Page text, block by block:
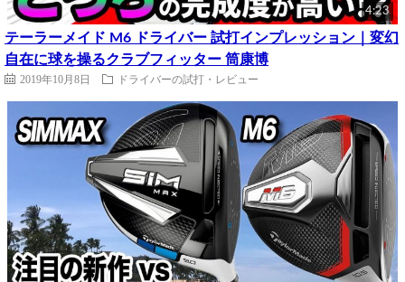
4:23
テーラーメイド M6 ドライバー 試打インプレッション｜変幻
自在に球を操るクラブフィッター 筒康博
2019年10月8日 ドライバーの試打・レビュー